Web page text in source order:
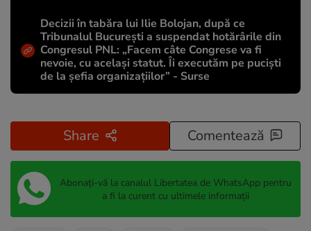
Decizii în tabăra lui Ilie Bolojan, după ce
Tribunalul București a suspendat hotărârile din
Congresul PNL: „Facem câte Congrese va fi
nevoie, cu același statut. Îi executăm pe puciști
de la șefia organizațiilor” - Surse
Share Comentează
Abonați-vă la canalul Libertatea de WhatsApp pentru
a fi la curent cu ultimele informații